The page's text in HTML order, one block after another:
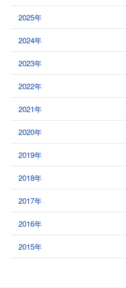
2025年
2024年
2023年
2022年
2021年
2020年
2019年
2018年
2017年
2016年
2015年